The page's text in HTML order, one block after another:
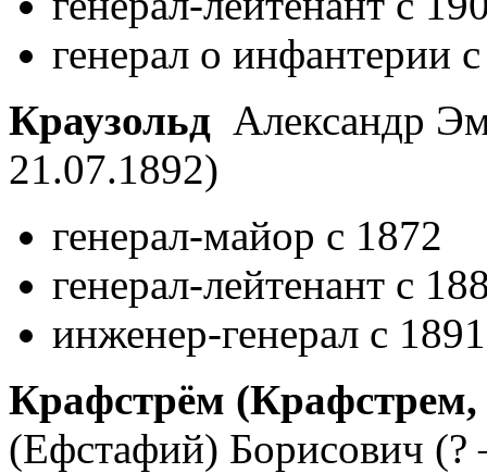
генерал о инфантерии
Краузольд Александр
21.07.1892)
генерал-майор с 1872
генерал-лейтенант с
инженер-генерал с 1891
Крафстрём
(Ефстафий) Борисович (?